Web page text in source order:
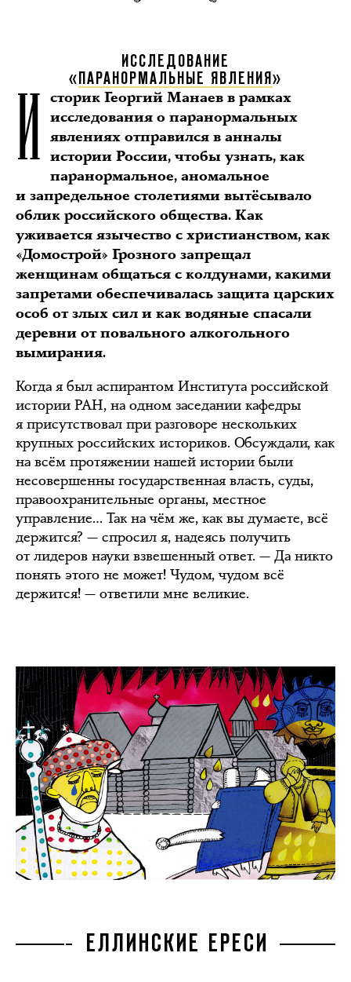
ИССЛЕДОВАНИЕ
«
ПАРАНОРМАЛЬНЫЕ ЯВЛЕНИЯ »
И сторик Георгий Манаев в рамках
исследования о паранормальных
явлениях отправился в анналы
истории России, чтобы узнать, как
паранормальное, аномальное
и запредельное столетиями вытёсывало
облик российского общества. Как
уживается язычество с христианством, как
«Домострой» Грозного запрещал
женщинам общаться с колдунами, какими
запретами обеспечивалась защита царских
особ от злых сил и как водяные спасали
деревни от повального алкогольного
вымирания.
Когда я был аспирантом Института российской
истории РАН, на одном заседании кафедры
я присутствовал при разговоре нескольких
крупных российских историков. Обсуждали, как
на всём протяжении нашей истории были
несовершенны государственная власть, суды,
правоохранительные органы, местное
управление… Так на чём же, как вы думаете, всё
держится? — спросил я, надеясь получить
от лидеров науки взвешенный ответ. — Да никто
понять этого не может! Чудом, чудом всё
держится! — ответили мне великие.
ЕЛЛИНСКИЕ ЕРЕСИ